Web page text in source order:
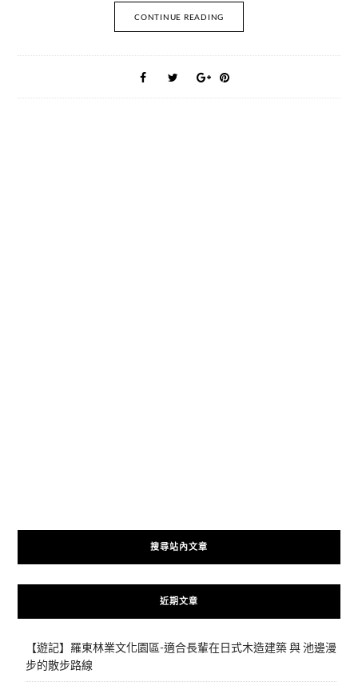
CONTINUE READING
搜尋站內文章
近期文章
【遊記】羅東林業文化園區-適合長輩在日式木造建築 與 池邊漫
步的散步路線